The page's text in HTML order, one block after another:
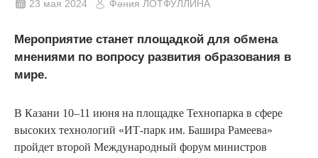
23 мая 2024 Фәния ЛОТФУЛЛИНА
Мероприятие станет площадкой для обмена
мнениями по вопросу развития образования в
мире.
В Казани 10–11 июня на площадке Технопарка в сфере
высоких технологий «ИТ-парк им. Башира Рамеева»
пройдет второй Международный форум министров